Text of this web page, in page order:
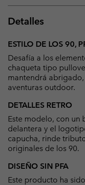
Detalles
ESTILO DE LOS 90,
Desafía a los
chaqueta tipo
mantendrá
aventuras outdoor.
DETALLES RETRO
Este modelo, con un
delantera y el
capucha, rinde
originales de los 90.
DISEÑO SIN PFA
Este producto ha